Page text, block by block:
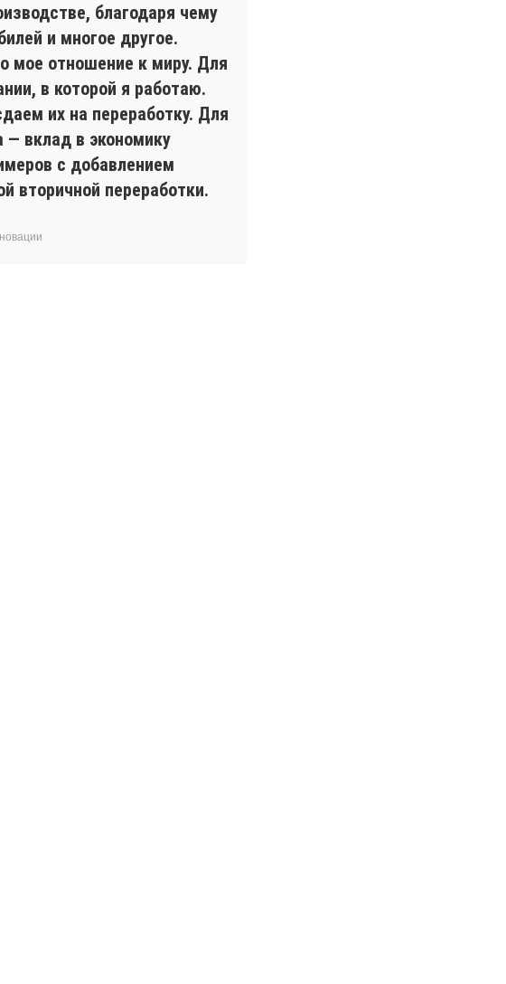
благодаря чему
и многое другое.
мое отношение к миру. Для
в которой я работаю.
их на переработку. Для
— вклад в экономику
с добавлением
вторичной переработки.